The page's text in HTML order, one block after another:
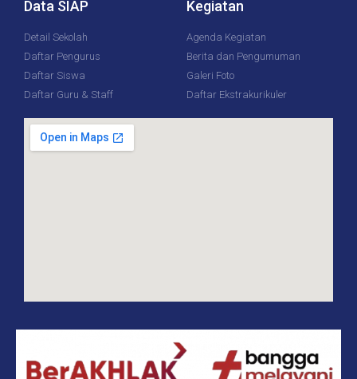
Data SIAP
Detail Sekolah
Daftar Pengurus
Daftar Siswa
Daftar Guru & Staff
Kegiatan
Agenda Kegiatan
Berita dan Pengumuman
Galeri Foto
Daftar Ekstrakurikuler